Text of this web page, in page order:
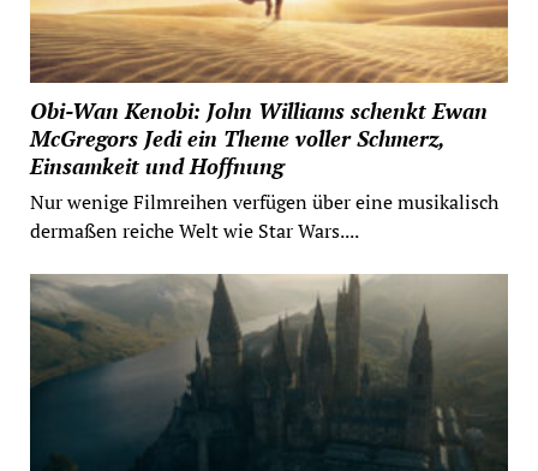
Obi-Wan Kenobi: John Williams schenkt Ewan
McGregors Jedi ein Theme voller Schmerz,
Einsamkeit und Hoffnung
Nur wenige Filmreihen verfügen über eine musikalisch
dermaßen reiche Welt wie Star Wars....